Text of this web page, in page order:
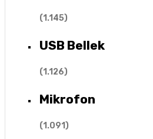
(1.145)
USB Bellek
(1.126)
Mikrofon
(1.091)